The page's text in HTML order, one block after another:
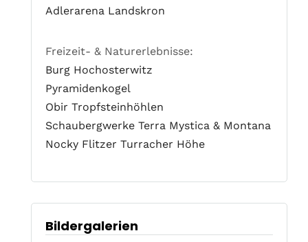
Adlerarena Landskron
Freizeit- & Naturerlebnisse:
Burg Hochosterwitz
Pyramidenkogel
Obir Tropfsteinhöhlen
Schaubergwerke Terra Mystica & Montana
Nocky Flitzer Turracher Höhe
Bildergalerien